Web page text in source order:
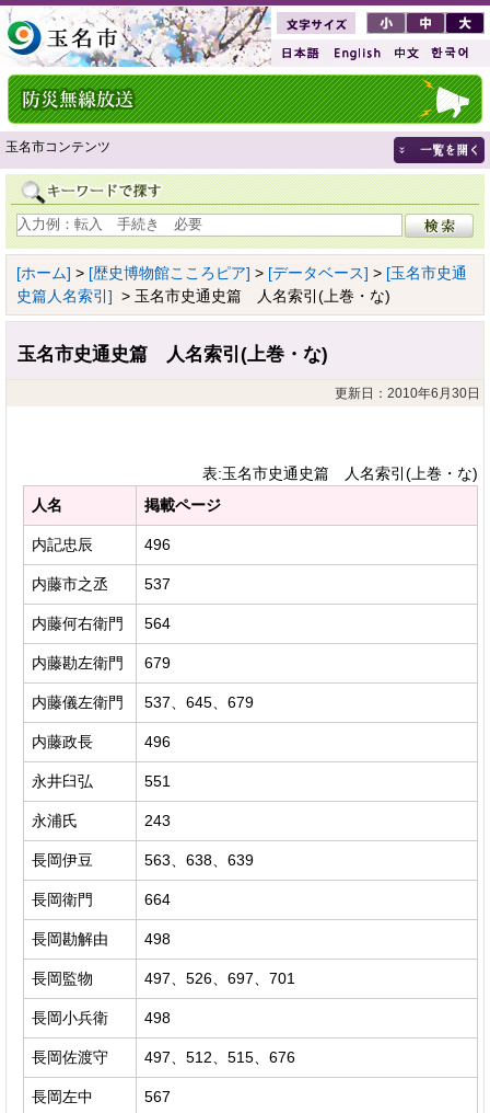
玉名市コンテンツ
[ホーム] > [歴史博物館こころピア] > [データベース] > [玉名市史通
史篇人名索引] > 玉名市史通史篇 人名索引(上巻・な)
玉名市史通史篇 人名索引(上巻・な)
更新日：2010年6月30日
表:玉名市史通史篇 人名索引(上巻・な)
人名
掲載ページ
内記忠辰 496
内藤市之丞 537
内藤何右衛門 564
内藤勘左衛門 679
内藤儀左衛門 537、645、679
内藤政長 496
永井臼弘 551
永浦氏 243
長岡伊豆 563、638、639
長岡衛門 664
長岡勘解由 498
長岡監物 497、526、697、701
長岡小兵衛 498
長岡佐渡守 497、512、515、676
長岡左中 567